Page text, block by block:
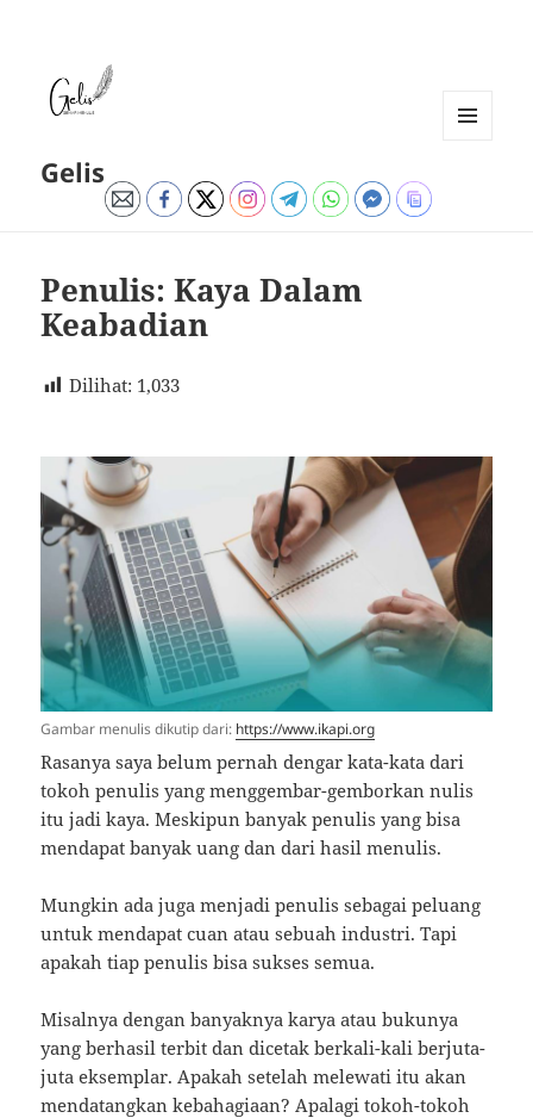
Gelis
Penulis: Kaya Dalam
Keabadian
Dilihat: 1,033
Gambar menulis dikutip dari: https://www.ikapi.org
Rasanya saya belum pernah dengar kata-kata dari
tokoh penulis yang menggembar-gemborkan nulis
itu jadi kaya. Meskipun banyak penulis yang bisa
mendapat banyak uang dan dari hasil menulis.
Mungkin ada juga menjadi penulis sebagai peluang
untuk mendapat cuan atau sebuah industri. Tapi
apakah tiap penulis bisa sukses semua.
Misalnya dengan banyaknya karya atau bukunya
yang berhasil terbit dan dicetak berkali-kali berjuta-
juta eksemplar. Apakah setelah melewati itu akan
mendatangkan kebahagiaan? Apalagi tokoh-tokoh